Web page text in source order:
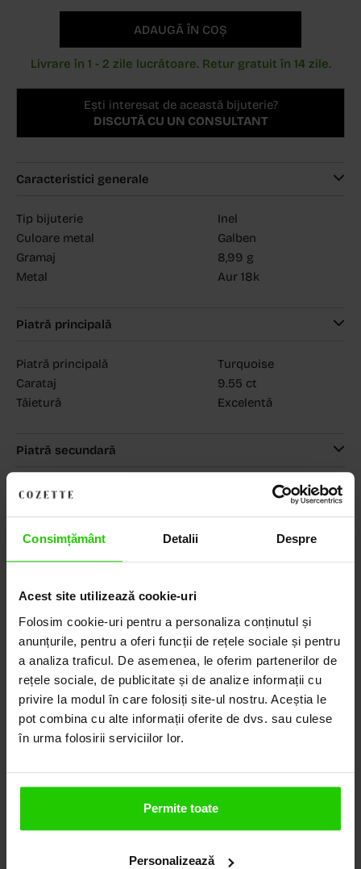
Consimțământ Detalii Despre
Acest site utilizează cookie-uri
Folosim cookie-uri pentru a personaliza conținutul și
anunțurile, pentru a oferi funcții de rețele sociale și pentru
a analiza traficul. De asemenea, le oferim partenerilor de
rețele sociale, de publicitate și de analize informații cu
privire la modul în care folosiți site-ul nostru. Aceștia le
pot combina cu alte informații oferite de dvs. sau culese
în urma folosirii serviciilor lor.
Permite toate
Personalizează
ADAUGĂ ÎN COȘ
Livrare în 1 - 2 zile lucrătoare. Retur gratuit în 14 zile.
Ești interesat de această bijuterie?
DISCUTĂ CU UN CONSULTANT
Caracteristici generale
Tip bijuterie
Inel
Culoare metal
Galben
Gramaj
8,99 g
Metal
Aur 18k
Piatră principală
Piatră principală
Turquoise
Carataj
9.55 ct
Tăietură
Excelentă
Piatră secundară
MAGAZINELE COZETTE
COZETTE - Dorobanți
COZETTE - Sediu central(vezi detalii)
Babilonia, Auchan Dr. Taberei, Bucuresti
(vezi detalii)
Descoperă Lumea COZETTE,
LOCUL UNDE STILUL
DEVINE ARTĂ!
COZETTE este destinația ta de top pentru bijuterii
elegante și rafinate, create cu măiestrie și pasiune.
mai sofisticate bijuterii din aur, argint și pietre
prețioase.
Livrare în cutie cadou